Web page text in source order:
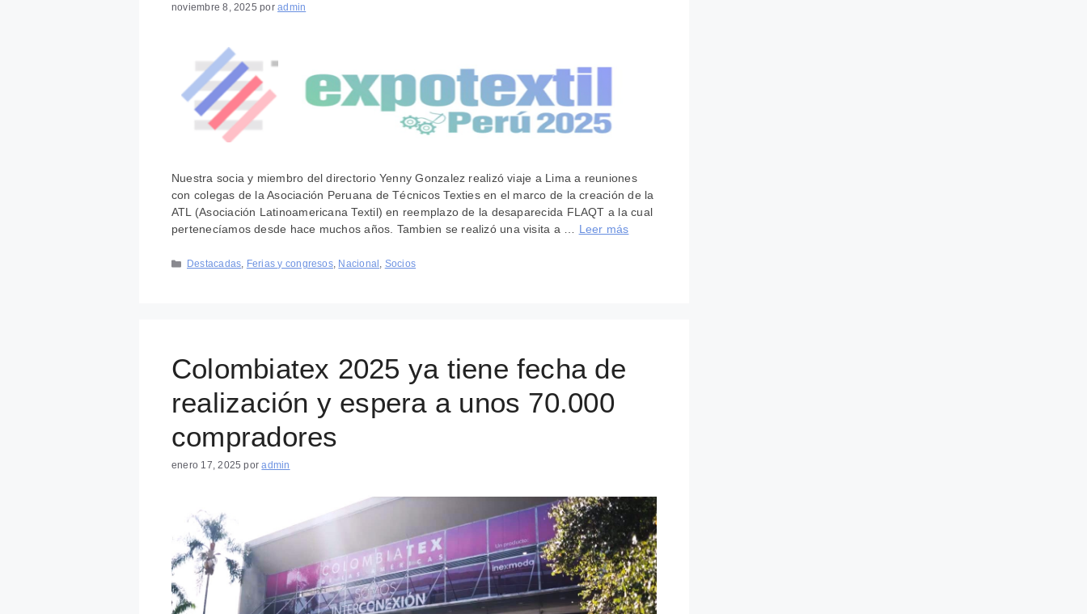
noviembre 8, 2025 poradmin
Nuestra socia y miembro del directorio Yenny Gonzalez realizó viaje a Lima a reuniones
con colegas de la Asociación Peruana de Técnicos Texties en el marco de la creación de la
ATL (Asociación Latinoamericana Textil) en reemplazo de la desaparecida FLAQT a la cual
pertenecíamos desde hace muchos años. Tambien se realizó una visita a … Leer más
Categorías
Destacadas, Ferias y congresos, Nacional , Socios
Colombiatex 2025 ya tiene fecha de
realización y espera a unos 70.000
compradores
enero 17, 2025 poradmin